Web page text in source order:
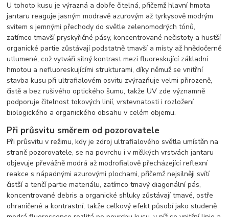
U tohoto kusu je výrazná a dobře čitelná, přičemž hlavní hmota
jantaru reaguje jasným modravě azurovým až tyrkysově modrým
svitem s jemnými přechody do světle zelenomodrých tónů,
zatímco tmavší pryskyřičné pásy, koncentrované nečistoty a hustší
organické partie zůstávají podstatně tmavší a místy až hnědočerně
utlumené, což vytváří silný kontrast mezi fluoreskující základní
hmotou a nefluoreskujícími strukturami, díky němuž se vnitřní
stavba kusu při ultrafialovém osvitu zvýrazňuje velmi přirozeně,
čistě a bez rušivého optického šumu, takže UV zde významně
podporuje čitelnost tokových linií, vrstevnatosti i rozložení
biologického a organického obsahu v celém objemu.
Při průsvitu směrem od pozorovatele
Při průsvitu v režimu, kdy je zdroj ultrafialového světla umístěn na
straně pozorovatele, se na povrchu i v mělkých vrstvách jantaru
objevuje převážně modrá až modrofialově přecházející reflexní
reakce s nápadnými azurovými plochami, přičemž nejsilněji svítí
čistší a tenčí partie materiálu, zatímco tmavý diagonální pás,
koncentrované debris a organické shluky zůstávají tmavé, ostře
ohraničené a kontrastní, takže celkový efekt působí jako studeně